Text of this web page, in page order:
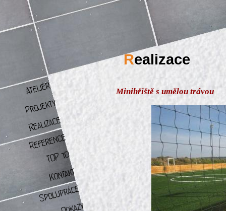
Realizace
Minihřiště s umělou trávou